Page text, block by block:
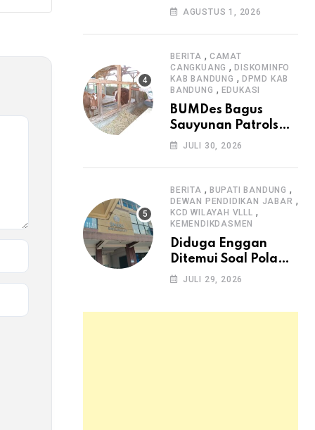
Miliar, SMPN 1
Masyarakat Sambut
Antusias
AGUSTUS 1, 2026
BERITA , CAMAT
CANGKUANG ,DISKOMINFO
KAB BANDUNG , DPMD KAB
BANDUNG , EDUKASI
BUMDes Bagus
Sauyunan Patrolsari
Alokasikan 20
untuk Ketahanan
Pangan Hewani dan
Nabati
JULI 30, 2026
BERITA , BUPATI BANDUNG ,
DEWAN PENDIDIKAN JABAR ,
KCD WILAYAH VLLL ,
KEMENDIKDASMEN
Diduga Enggan
Ditemui Soal Pola
SPMB, Kepsek SMAN
JULI 29, 2026